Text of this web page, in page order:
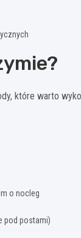
które warto
o nocleg
pod postami)